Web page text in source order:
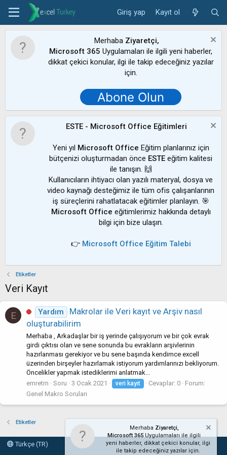
Giriş yap Kayıt ol
Merhaba Ziyaretçi,
Microsoft 365 Uygulamaları ile ilgili yeni haberler,
dikkat çekici konular, ilgi ile takip edeceğiniz yazılar
için.
Abone Olun
ESTE - Microsoft Office Eğitimleri
Yeni yıl Microsoft Office Eğitim planlarınız için
bütçenizi oluşturmadan önce ESTE eğitim kalitesi
ile tanışın. 🙌
Kullanıcıların ihtiyacı olan yazılı materyal, dosya ve
video kaynağı desteğimiz ile tüm ofis çalışanlarının
iş süreçlerini rahatlatacak eğitimler planlayın. 🎯
Microsoft Office eğitimlerimiz hakkında detaylı
bilgi için bize ulaşın.
👉 Microsoft Office Eğitim Talebi
Etiketler
Veri Kayıt
E Yardım
Makrolar ile Veri kayıt ve Arşiv nasıl
oluşturabilirim
Merhaba , Arkadaşlar bir iş yerinde çalışıyorum ve bir çok evrak
girdi çıktısı olan ve sene sonunda bu evrakların arşivlerinin
hazırlanması gerekiyor ve bu sene başında kendimce excell
üzerinden birşeyler hazırlamak istiyorum yardımlarınızı bekliyorum.
Öncelikler yapmak istediklerimi anlatmak...
emretrn
Soru 3 Ocak 2021 veri kayıt Cevaplar: 0
Forum:
Genel Makro Soruları
Etiketler
Türkçe (TR)
Merhaba Ziyaretçi,
Microsoft 365Uygulamaları ile ilgili
yeni haberler, dikkat çekici konular, ilgi
ile takip edeceğiniz yazılar için.